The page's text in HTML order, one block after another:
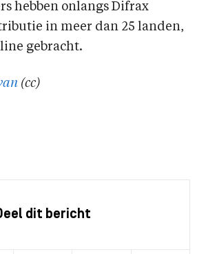
hebben onlangs Difrax
in meer dan 25 landen,
gebracht.
(cc)
dit bericht